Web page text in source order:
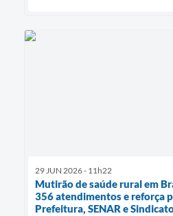
29 JUN 2026 - 11h22
Mutirão de saúde rural em
356 atendimentos e reforça
Prefeitura, SENAR e